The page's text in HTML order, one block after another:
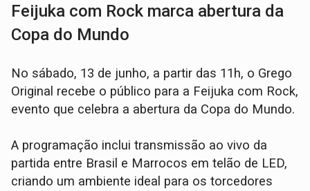
Feijuka com Rock marca abertura da
Copa do Mundo
No sábado, 13 de junho, a partir das 11h, o Grego
Original recebe o público para a Feijuka com Rock,
evento que celebra a abertura da Copa do Mundo.
A programação inclui transmissão ao vivo da
partida entre Brasil e Marrocos em telão de LED,
criando um ambiente ideal para os torcedores